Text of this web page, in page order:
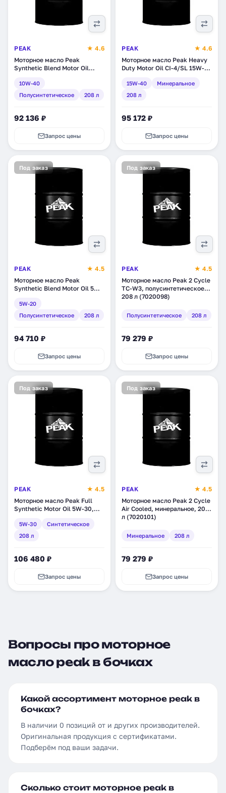
PEAK
★ 4.6
Моторное масло Peak
Synthetic Blend Motor Oil
208 л (7020095)
10W-40
Полусинтетическое
208 л
92 136 ₽
Запрос цены
PEAK
★ 4.6
Моторное масло Peak Heavy
Duty Motor Oil CI-4/SL 15W-
(7020110)
15W-40
Минеральное
208 л
95 172 ₽
Запрос цены
Под заказ
PEAK
★ 4.5
Моторное масло Peak
Synthetic Blend Motor Oil 5W-
(7020038)
5W-20
Полусинтетическое
208 л
94 710 ₽
Запрос цены
Под заказ
PEAK
★ 4.5
Моторное масло Peak 2 Cycle
TC-W3, полусинтетическое,
208 л (7020098)
Полусинтетическое 208 л
79 279 ₽
Запрос цены
Под заказ
PEAK
★ 4.5
Моторное масло Peak Full
Synthetic Motor Oil 5W-30,
(7020024)
5W-30
Синтетическое
208 л
106 480 ₽
Запрос цены
Под заказ
PEAK
★ 4.5
Моторное масло Peak 2 Cycle
Air Сooled, минеральное, 208
л (7020101)
Минеральное 208 л
79 279 ₽
Запрос цены
Вопросы про моторное
масло peak в бочках
Какой ассортимент моторное peak в
бочках?
В наличии 0 позиций от и других производителей.
Оригинальная продукция с сертификатами.
Подберём под ваши задачи.
Сколько стоит моторное peak в